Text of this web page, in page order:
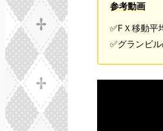
参考動画
✅FＸ移動平
✅グランビル